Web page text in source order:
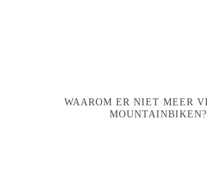
WAAROM ER NIET MEER
MOUNTAINBIKEN?